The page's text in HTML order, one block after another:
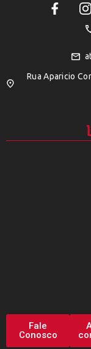
Rua Aparicio
Fale
Conosco